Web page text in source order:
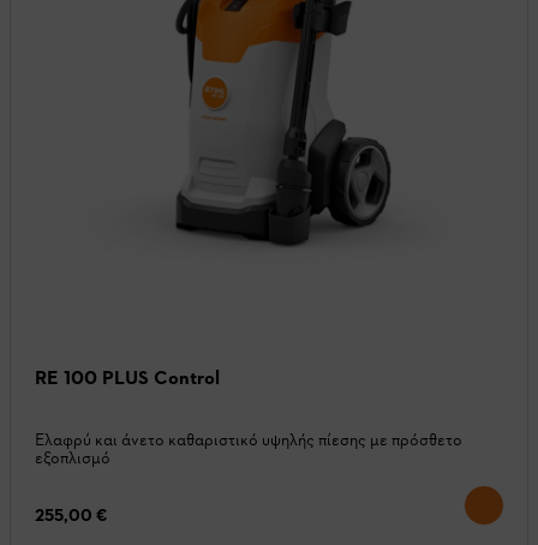
RE 100 PLUS Control
Ελαφρύ και άνετο καθαριστικό υψηλής πίεσης με πρόσθετο
εξοπλισμό
255,00 €